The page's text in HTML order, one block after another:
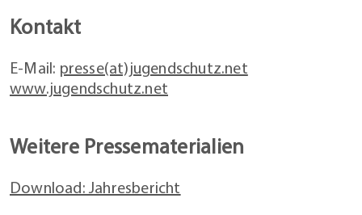
Kontakt
E-Mail: presse(at)jugendschutz.net
www.jugendschutz.net
Weitere Pressematerialien
Download: Jahresbericht